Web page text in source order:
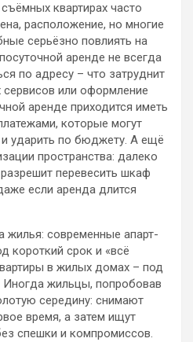
квартирах часто
расположение, но многие
серьёзно повлиять на
аренде не всегда
по адресу – что затруднит
или оформление
аренде приходится иметь
которые могут
ударить по бюджету. А ещё
пространства: далеко
перевесить шкаф
если аренда длится
жилья: современные апарт-
короткий срок и «всё
в жилых домах – под
Иногда жильцы, попробовав
середину: снимают
время, а затем ищут
спешки и компромиссов.